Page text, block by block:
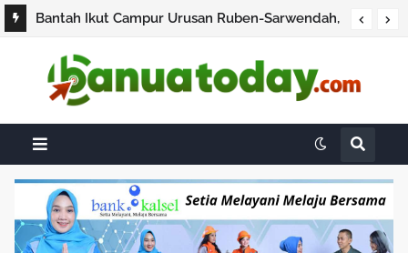
Bantah Ikut Campur Urusan Ruben-Sarwendah,
Netralitas